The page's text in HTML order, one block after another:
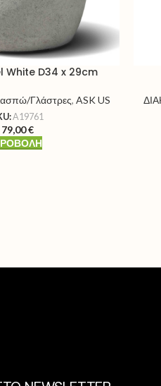
White D34 x 29cm
Γλάστρες, ASK US
A19761
79,00€